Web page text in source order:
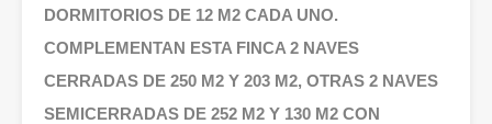
DORMITORIOS DE 12 M2 CADA UNO.
COMPLEMENTAN ESTA FINCA 2 NAVES
CERRADAS DE 250 M2 Y 203 M2, OTRAS 2 NAVES
SEMICERRADAS DE 252 M2 Y 130 M2 CON